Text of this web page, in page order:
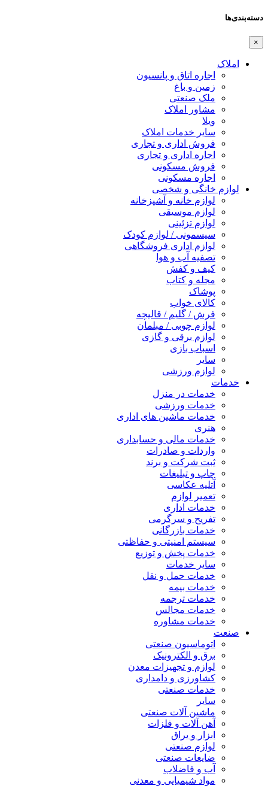
دسته‌بندی‌ها
×
املاک
اجاره اتاق و پانسیون
زمین و باغ
ملک صنعتی
مشاور املاک
ویلا
سایر خدمات املاک
فروش اداری و تجاری
اجاره اداری و تجاری
فروش مسکونی
اجاره مسکونی
لوازم خانگی و شخصی
لوازم خانه و آشپزخانه
لوازم موسیقی
لوازم تزئینی
سیسمونی / لوازم کودک
لوازم اداری فروشگاهی
تصفیه آب و هوا
کیف و کفش
مجله و کتاب
پوشاک
کالای خواب
فرش / گلیم / قالیچه
لوازم چوبی / مبلمان
لوازم برقی و گازی
اسباب بازی
سایر
لوازم ورزشی
خدمات
خدمات در منزل
خدمات ورزشی
خدمات ماشین های اداری
هنری
خدمات مالی و حسابداری
واردات و صادرات
ثبت شرکت و برند
چاپ و تبلیغات
آتلیه عکاسی
تعمیر لوازم
خدمات اداری
تفریح و سرگرمی
خدمات بازرگانی
سیستم امنیتی و حفاظتی
خدمات پخش و توزیع
سایر خدمات
خدمات حمل و نقل
خدمات بیمه
خدمات ترجمه
خدمات مجالس
خدمات مشاوره
صنعت
اتوماسیون صنعتی
برق و الکترونیک
لوازم و تجهیزات معدن
کشاورزی و دامداری
خدمات صنعتی
سایر
ماشین آلات صنعتی
آهن آلات و فلزات
ابزار و یراق
لوازم صنعتی
ضایعات صنعتی
آب و فاضلاب
مواد شیمیایی و معدنی